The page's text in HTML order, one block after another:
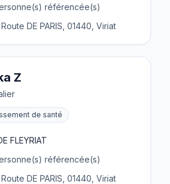
référencée(s)
DE PARIS, 01440, Viriat
Z
de santé
FLEYRIAT
référencée(s)
DE PARIS, 01440, Viriat